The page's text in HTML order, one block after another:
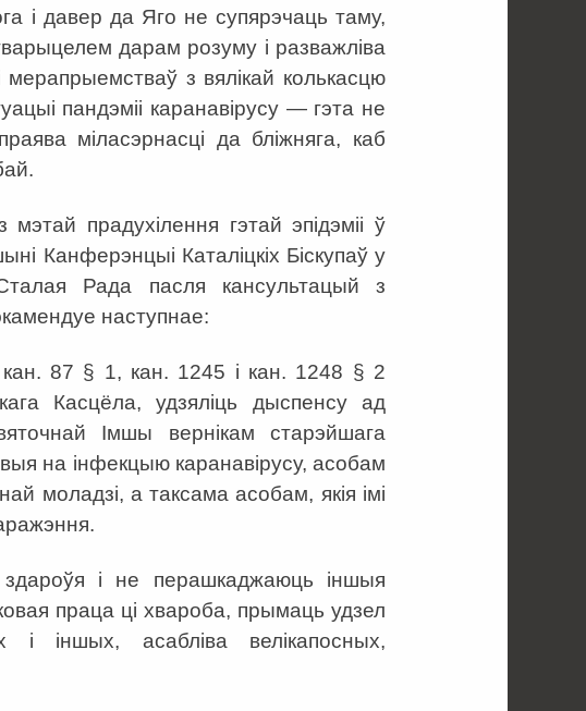
і давер да Яго не супярэчаць таму,
дарам розуму і разважліва
мерапрыемстваў з вялікай колькасцю
пандэміі каранавірусу — гэта не
міласэрнасці да бліжняга, каб
прадухілення гэтай эпідэміі ў
Канферэнцыі Каталіцкіх Біскупаў у
Рада пасля кансультацый з
наступнае:
кан. 87 § 1, кан. 1245 і кан. 1248 § 2
Касцёла, удзяліць дыспенсу ад
Імшы вернікам старэйшага
на інфекцыю каранавірусу, асобам
моладзі, а таксама асобам, якія імі
і не перашкаджаюць іншыя
праца ці хвароба, прымаць удзел
іншых, асабліва велікапосных,